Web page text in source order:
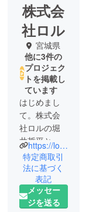
株式会
社ロル
宮城県
他に3件の
プロジェク
トを掲載し
ています
はじめまし
て。株式会
社ロルの堀
井哲平と申
します。
このたび
は、私たち
のプロジェ
クトをご覧
https://lolinc.jp
特定商取引
法に基づく
表記
メッセー
ジを送る